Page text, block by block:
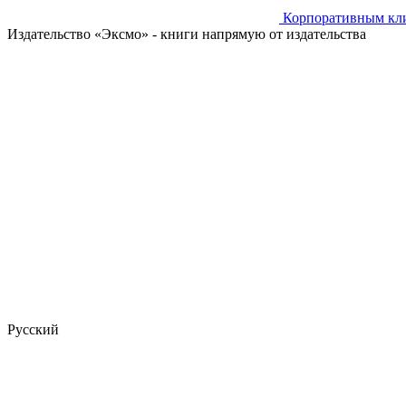
Корпоративным
Издательство «Эксмо» - книги напрямую от издательства
Русский